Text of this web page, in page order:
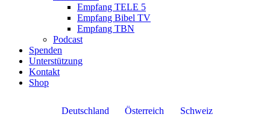
Empfang TELE 5
Empfang Bibel TV
Empfang TBN
Podcast
Spenden
Unterstützung
Kontakt
Shop
Deutschland Österreich Schweiz